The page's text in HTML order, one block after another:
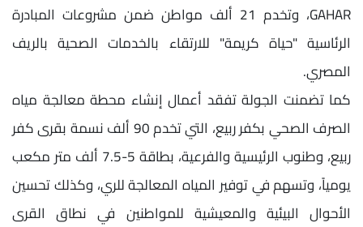
GAHAR، وتخدم 21 ألف مواطن ضمن مشروعات المبادرة
الرئاسية "حياة كريمة" للارتقاء بالخدمات الصحية بالريف
المصري.
كما تضمنت الجولة تفقد أعمال إنشاء محطة معالجة مياه
الصرف الصحي بكفر ربيع، التي تخدم 90 ألف نسمة بقرى كفر
ربيع، وطنوب الرئيسية والفرعية، بطاقة 5-7.5 ألف متر مكعب
يومياً، وتسهم في توفير المياه المعالجة للري، وكذلك تحسين
الأحوال البيئية والمعيشية للمواطنين في نطاق القرى